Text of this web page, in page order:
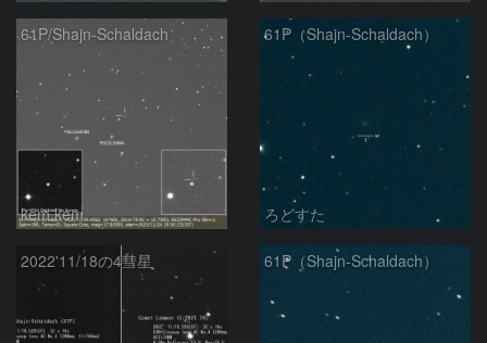
61P/Shajn-Schaldach
kem.kem
61P（Shajn-Schaldach）
ろどすた
2022'11/18の4彗星 61P（Shajn-Schaldach）